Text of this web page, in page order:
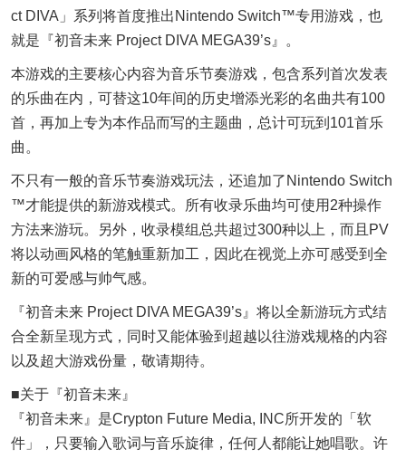
ct DIVA」系列将首度推出Nintendo Switch™专用游戏，也
就是『初音未来 Project DIVA MEGA39’s』。
本游戏的主要核心内容为音乐节奏游戏，包含系列首次发表
的乐曲在内，可替这10年间的历史增添光彩的名曲共有100
首，再加上专为本作品而写的主题曲，总计可玩到101首乐
曲。
不只有一般的音乐节奏游戏玩法，还追加了Nintendo Switch
™才能提供的新游戏模式。所有收录乐曲均可使用2种操作
方法来游玩。另外，收录模组总共超过300种以上，而且PV
将以动画风格的笔触重新加工，因此在视觉上亦可感受到全
新的可爱感与帅气感。
『初音未来 Project DIVA MEGA39’s』将以全新游玩方式结
合全新呈现方式，同时又能体验到超越以往游戏规格的内容
以及超大游戏份量，敬请期待。
■关于『初音未来』
『初音未来』是Crypton Future Media, INC所开发的「软
件」，只要输入歌词与音乐旋律，任何人都能让她唱歌。许